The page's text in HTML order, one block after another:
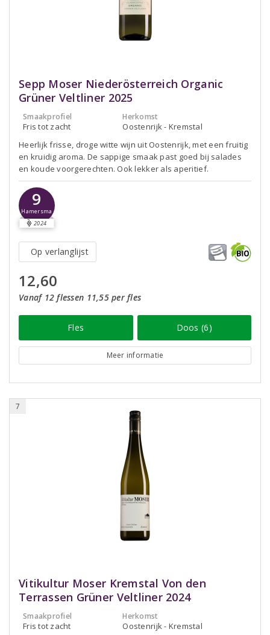
Sepp Moser Niederösterreich Organic
Grüner Veltliner 2025
Smaakprofiel
Fris tot zacht
Herkomst
Oostenrijk - Kremstal
Heerlijk frisse, droge witte wijn uit Oostenrijk, met een fruitig
en kruidig aroma. De sappige smaak past goed bij salades
en koude voorgerechten. Ook lekker als aperitief.
9
Hamersma
2024
Op verlanglijst
12,60
Vanaf 12 flessen 11,55 per fles
Fles Doos (6)
Meer informatie
7
Vitikultur Moser Kremstal Von den
Terrassen Grüner Veltliner 2024
Smaakprofiel
Fris tot zacht
Herkomst
Oostenrijk - Kremstal